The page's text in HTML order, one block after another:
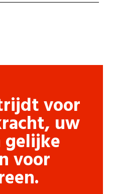
voor
uw
gelijke
voor